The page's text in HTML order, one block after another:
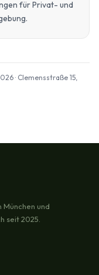
für Privat- und
· Clemensstraße 15,
und
seit 2025.